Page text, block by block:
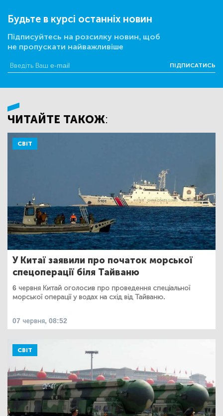
Будьте в курсі останніх новин
Підписуйтесь на розсилку новин, щоб
не пропускати найважливіше
ПІДПИСАТИСЬ
ЧИТАЙТЕ ТАКОЖ:
СВІТ
У Китаї заявили про початок морської
спецоперації біля Тайваню
6 червня Китай оголосив про проведення спеціальної
морської операції у водах на схід від Тайваню.
07 червня, 08:52
СВІТ